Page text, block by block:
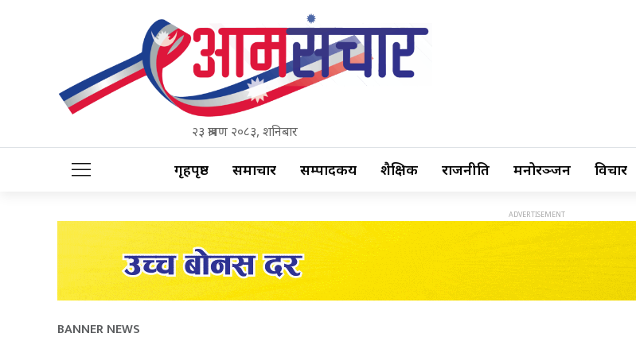
२३ श्रावण २०८३, शनिबार
गृहपृष्ठ समाचार सम्पादकीय शैक्षिक राजनीति मनोरञ्जन विचार
BANNER NEWS